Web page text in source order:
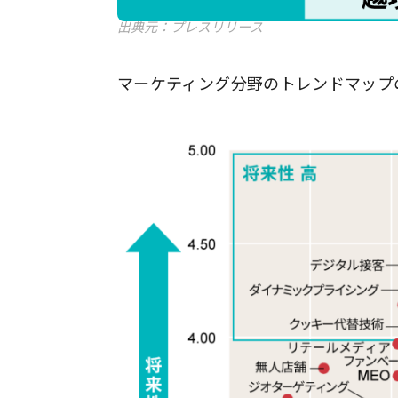
出典元：プレスリリース
マーケティング分野のトレンドマップ